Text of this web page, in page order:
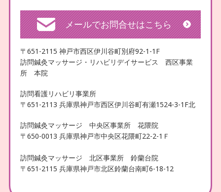
メールでお問合せはこちら
〒651-2115 神戸市西区伊川谷町別府92-1-1F
訪問鍼灸マッサージ・リハビリデイサービス 西区事業
所 本院
訪問看護リハビリ事業所
〒651-2113 兵庫県神戸市西区伊川谷町有瀬1524-3-1F北
訪問鍼灸マッサージ 中央区事業所 花隈院
〒650-0013 兵庫県神戸市中央区花隈町22-2-1Ｆ
訪問鍼灸マッサージ 北区事業所 鈴蘭台院
〒651-2115 兵庫県神戸市北区鈴蘭台南町6-18-12